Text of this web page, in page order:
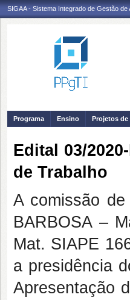
SIGAA - Sistema Integrado de Gestão de
Programa Ensino Projetos de
Edital 03/
de Trabalho
A comissão
BARBOSA –
Mat. SIAPE
a presidência
Apresentação